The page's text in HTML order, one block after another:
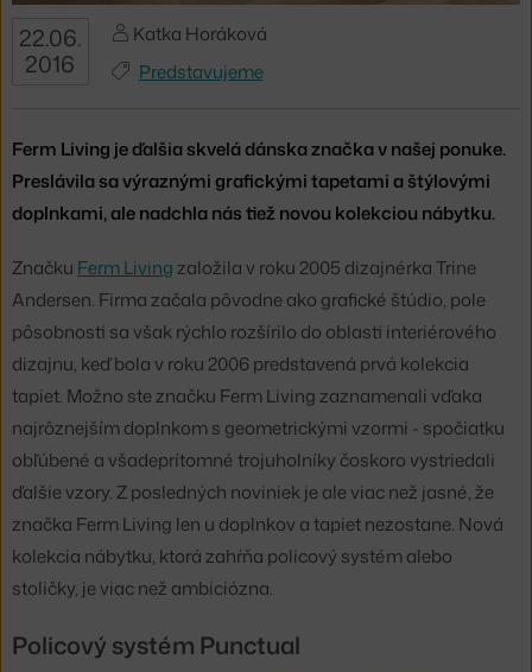
22.06.
2016
Katka Horáková
Predstavujeme
Ferm Living je ďalšia skvelá dánska značka v našej ponuke.
Preslávila sa výraznými grafickými tapetami a štýlovými
doplnkami, ale nadchla nás tiež novou kolekciou nábytku.
Značku Ferm Livingzaložila v roku 2005 dizajnérka Trine
Andersen. Firma začala pôvodne ako grafické štúdio, pole
pôsobnosti sa však rýchlo rozšírilo do oblasti interiérového
dizajnu, keď bola v roku 2006 predstavená prvá kolekcia
tapiet. Možno ste značku Ferm Living zaznamenali vďaka
najrôznejším doplnkom s geometrickými vzormi - spočiatku
obľúbené a všadeprítomné trojuholníky čoskoro vystriedali
ďalšie vzory. Z posledných noviniek je ale viac než jasné, že
značka Ferm Living len u doplnkov a tapiet nezostane. Nová
kolekcia nábytku, ktorá zahŕňa policový systém alebo
stoličky, je viac než ambiciózna.
Policový systém Punctual